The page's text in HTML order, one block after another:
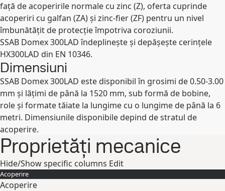
față de acoperirile normale cu zinc (Z), oferta cuprinde
acoperiri cu galfan (ZA) și zinc-fier (ZF) pentru un nivel
îmbunătățit de protecție împotriva coroziunii.
SSAB Domex 300LAD îndeplinește și depășește cerințele
HX300LAD din EN 10346.
Dimensiuni
SSAB Domex 300LAD este disponibil în grosimi de 0.50-3.00
mm și lățimi de până la 1520 mm, sub formă de bobine,
role și formate tăiate la lungime cu o lungime de până la 6
metri. Dimensiunile disponibile depind de stratul de
acoperire.
Proprietăți mecanice
Hide/Show specific columns Edit
Acoperire
Acoperire